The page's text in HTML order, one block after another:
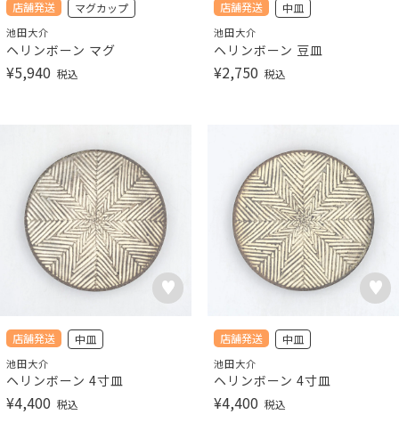
店舗発送 マグカップ
池田大介
ヘリンボーン マグ
¥5,940 税込
店舗発送 中皿
池田大介
ヘリンボーン 豆皿
¥2,750 税込
店舗発送 中皿
池田大介
ヘリンボーン 4寸皿
¥4,400 税込
店舗発送 中皿
池田大介
ヘリンボーン 4寸皿
¥4,400 税込